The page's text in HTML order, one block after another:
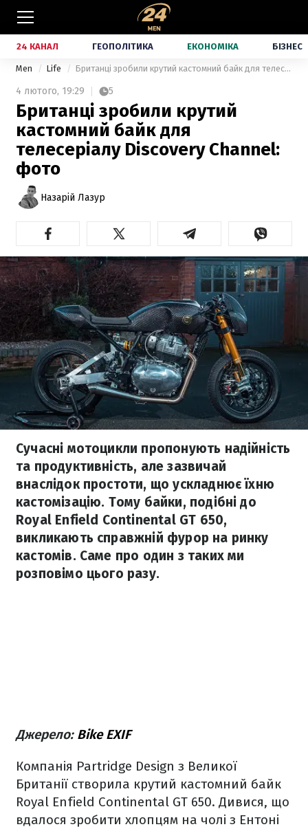
24 КАНАЛ ГЕОПОЛІТИКА ЕКОНОМІКА БІЗНЕС
Men Life Британці зробили крутий кастомний байк для телесеріалу Discovery Channel: фото
4 лютого, 19:29 5
Британці зробили крутий
кастомний байк для
телесеріалу Discovery Channel:
фото
Назарій Лазур
Сучасні мотоцикли пропонують надійність
та продуктивність, але зазвичай
внаслідок простоти, що ускладнює їхню
кастомізацію. Тому байки, подібні до
Royal Enfield Continental GT 650,
викликають справжній фурор на ринку
кастомів. Саме про один з таких ми
розповімо цього разу.
Джерело: Bike EXIF
Компанія Partridge Design з Великої
Британії створила крутий кастомний байк
Royal Enfield Continental GT 650. Дивися, що
вдалося зробити хлопцям на чолі з Ентоні